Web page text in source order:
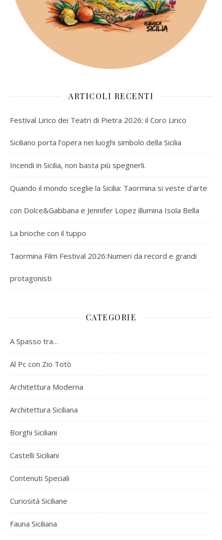
ARTICOLI RECENTI
Festival Lirico dei Teatri di Pietra 2026: il Coro Lirico
Siciliano porta l’opera nei luoghi simbolo della Sicilia
Incendi in Sicilia, non basta più spegnerli.
Quando il mondo sceglie la Sicilia: Taormina si veste d’arte
con Dolce&Gabbana e Jennifer Lopez illumina Isola Bella
La brioche con il tuppo
Taormina Film Festival 2026:Numeri da record e grandi
protagonisti
CATEGORIE
A Spasso tra…
Al Pc con Zio Totò
Architettura Moderna
Architettura Siciliana
Borghi Siciliani
Castelli Siciliani
Contenuti Speciali
Curiosità Siciliane
Fauna Siciliana